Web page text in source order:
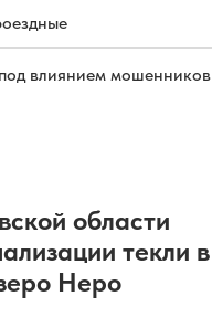
влиянием мошенников
области
текли в
Неро